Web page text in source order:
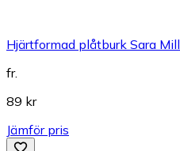
Hjärtformad plåtburk Sara
fr.
89 kr
Jämför pris